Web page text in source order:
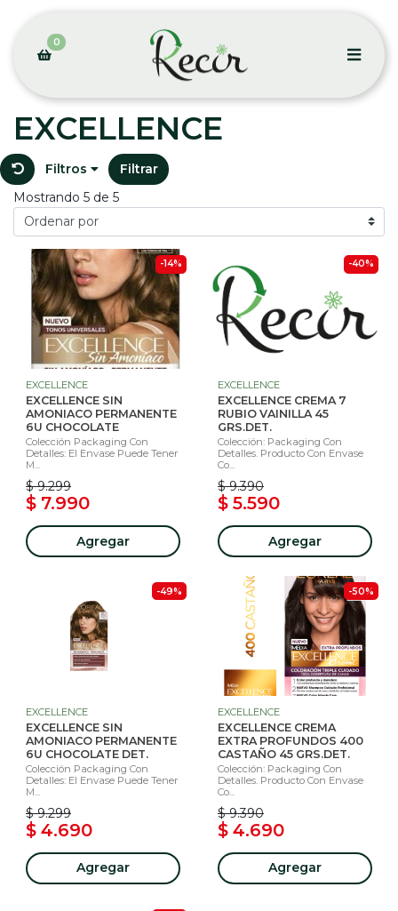
0
EXCELLENCE
Filtros
Filtrar
Mostrando 5 de 5
-14%
EXCELLENCE
EXCELLENCE SIN
AMONIACO PERMANENTE
6U CHOCOLATE
Colección Packaging Con
Detalles: El Envase Puede Tener
M...
$ 9.299
$ 7.990
Agregar
-40%
EXCELLENCE
EXCELLENCE CREMA 7
RUBIO VAINILLA 45
GRS.DET.
Colección: Packaging Con
Detalles. Producto Con Envase
Co...
$ 9.390
$ 5.590
Agregar
-49%
EXCELLENCE
EXCELLENCE SIN
AMONIACO PERMANENTE
6U CHOCOLATE DET.
Colección Packaging Con
Detalles: El Envase Puede Tener
M...
$ 9.299
$ 4.690
Agregar
-50%
EXCELLENCE
EXCELLENCE CREMA
EXTRA PROFUNDOS 400
CASTAÑO 45 GRS.DET.
Colección: Packaging Con
Detalles. Producto Con Envase
Co...
$ 9.390
$ 4.690
Agregar